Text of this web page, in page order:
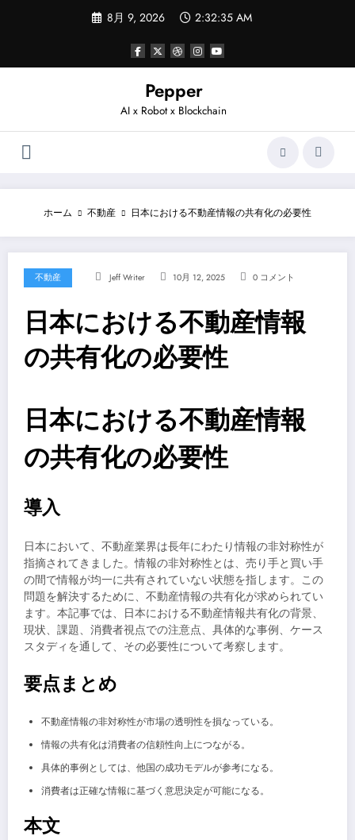
ツ
8月 9, 2026 2:32:35 AM
Pepper
AI x Robot x Blockchain
ホーム 不動産 日本における不動産情報の共有化の必要性
不動産 Jeff Writer 10月 12, 2025 0 コメント
日本における不動産情報
の共有化の必要性
日本における不動産情報
の共有化の必要性
導入
日本において、不動産業界は長年にわたり情報の非対称性が
指摘されてきました。情報の非対称性とは、売り手と買い手
の間で情報が均一に共有されていない状態を指します。この
問題を解決するために、不動産情報の共有化が求められてい
ます。本記事では、日本における不動産情報共有化の背景、
現状、課題、消費者視点での注意点、具体的な事例、ケース
スタディを通して、その必要性について考察します。
要点まとめ
不動産情報の非対称性が市場の透明性を損なっている。
情報の共有化は消費者の信頼性向上につながる。
具体的事例としては、他国の成功モデルが参考になる。
消費者は正確な情報に基づく意思決定が可能になる。
本文